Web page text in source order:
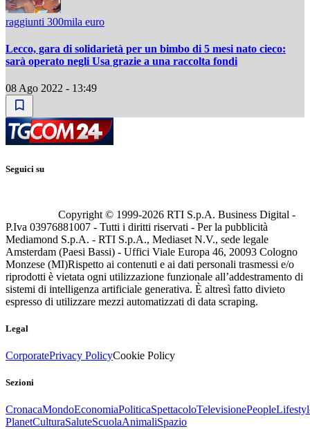
raggiunti 300mila euro
Lecco, gara di solidarietà per un bimbo di 5 mesi nato cieco:
sarà operato negli Usa grazie a una raccolta fondi
08 Ago 2022 - 13:49
Seguici su
Copyright © 1999-2026 RTI S.p.A. Business Digital -
P.Iva 03976881007 - Tutti i diritti riservati - Per la pubblicità
Mediamond S.p.A. - RTI S.p.A., Mediaset N.V., sede legale
Amsterdam (Paesi Bassi) - Uffici Viale Europa 46, 20093 Cologno
Monzese (MI)Rispetto ai contenuti e ai dati personali trasmessi e/o
riprodotti è vietata ogni utilizzazione funzionale all’addestramento di
sistemi di intelligenza artificiale generativa. È altresì fatto divieto
espresso di utilizzare mezzi automatizzati di data scraping.
Legal
CorporatePrivacy PolicyCookie Policy
Sezioni
CronacaMondoEconomiaPoliticaSpettacoloTelevisionePeople
PlanetCulturaSaluteScuolaAnimaliSpazio